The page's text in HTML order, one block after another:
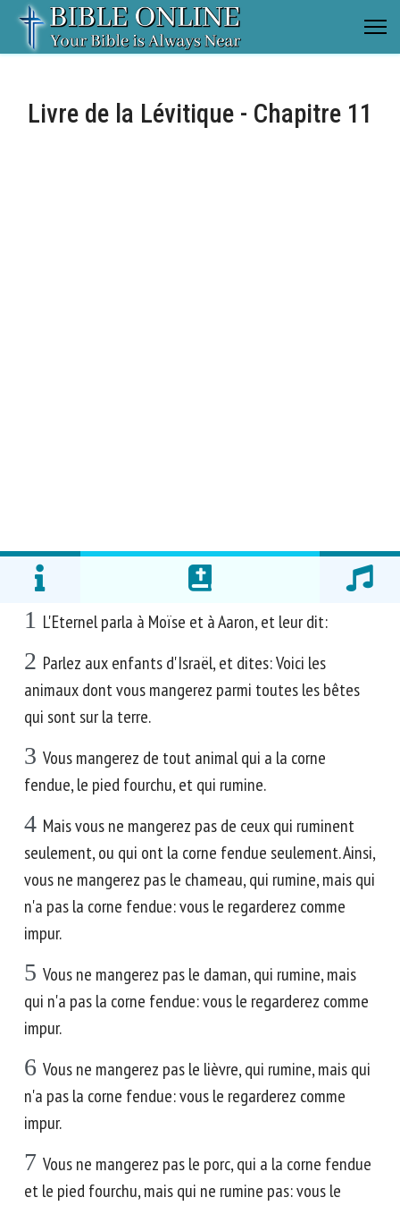
Livre de la Lévitique - Chapitre 11
1 L'Eternel parla à Moïse et à Aaron, et leur dit:
2 Parlez aux enfants d'Israël, et dites: Voici les
animaux dont vous mangerez parmi toutes les bêtes
qui sont sur la terre.
3 Vous mangerez de tout animal qui a la corne
fendue, le pied fourchu, et qui rumine.
4 Mais vous ne mangerez pas de ceux qui ruminent
seulement, ou qui ont la corne fendue seulement. Ainsi,
vous ne mangerez pas le chameau, qui rumine, mais qui
n'a pas la corne fendue: vous le regarderez comme
impur.
5 Vous ne mangerez pas le daman, qui rumine, mais
qui n'a pas la corne fendue: vous le regarderez comme
impur.
6 Vous ne mangerez pas le lièvre, qui rumine, mais qui
n'a pas la corne fendue: vous le regarderez comme
impur.
7 Vous ne mangerez pas le porc, qui a la corne fendue
et le pied fourchu, mais qui ne rumine pas: vous le